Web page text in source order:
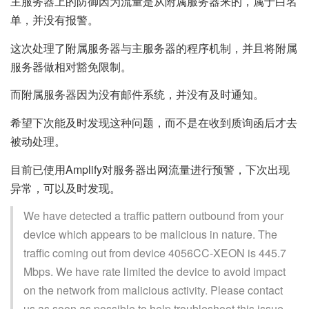
单，并没有报警。
这次处理了附属服务器与主服务器的程序机制，并且将附属
服务器做相对豁免限制。
而附属服务器因为没有邮件系统，并没有及时通知。
希望下次能及时发现这种问题，而不是在收到质询函后才去
被动处理。
目前已使用Amplify对服务器出网流量进行预警，下次出现
异常，可以及时发现。
We have detected a traffic pattern outbound from your
device which appears to be malicious in nature. The
traffic coming out from device 4056CC-XEON is 445.7
Mbps. We have rate limited the device to avoid impact
on the network from malicious activity. Please contact